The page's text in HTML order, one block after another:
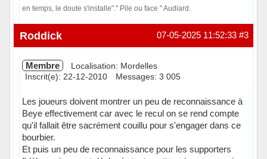
en temps, le doute s'installe"." Pile ou face " Audiard.
Hors ligne #3
07-05-2025 11:52:33
Roddick
Membre
Localisation: Mordelles
Inscrit(e): 22-12-2010
Messages: 3 005
Les joueurs doivent montrer un peu de reconnaissance à
Beye effectivement car avec le recul on se rend compte
qu'il fallait être sacrément couillu pour s'engager dans ce
bourbier.
Et puis un peu de reconnaissance pour les supporters